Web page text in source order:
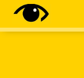
Diese Webseite
Tracking-Tools